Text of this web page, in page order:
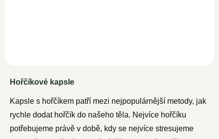
Hořčíkové kapsle
Kapsle s hořčíkem patří mezi nejpopulárnější metody, jak
rychle dodat hořčík do našeho těla. Nejvíce hořčíku
potřebujeme právě v době, kdy se nejvíce stresujeme